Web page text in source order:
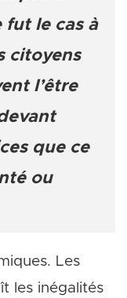
fut le cas à
citoyens
l’être
que ce
ou
Les
les inégalités